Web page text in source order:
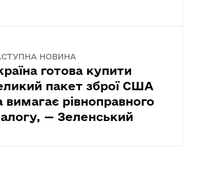
НОВИНА
готова купити
пакет зброї США
вимагає рівноправного
— Зеленський